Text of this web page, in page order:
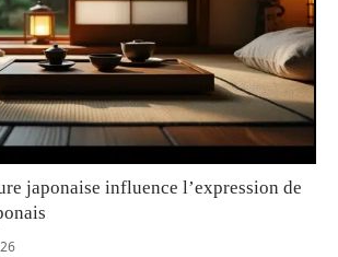
japonaise influence l’expression de